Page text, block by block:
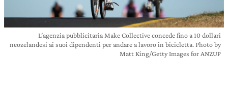
L’agenzia pubblicitaria Make Collective concede fino a 10 dollari
neozelandesi ai suoi dipendenti per andare a lavoro in bicicletta. Photo by
Matt King/Getty Images for ANZUP